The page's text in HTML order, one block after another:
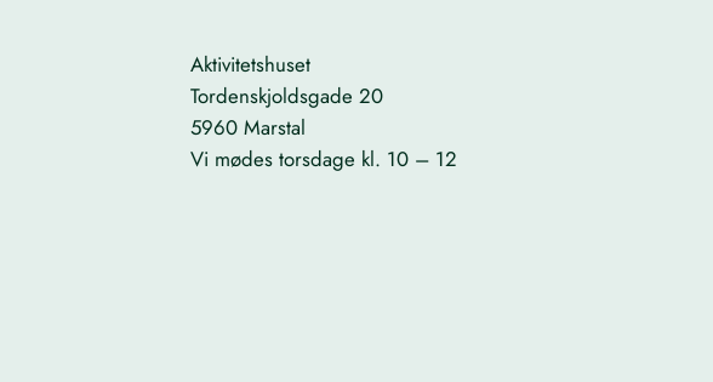
Aktivitetshuset
Tordenskjoldsgade 20
5960 Marstal
Vi mødes torsdage kl. 10 – 12